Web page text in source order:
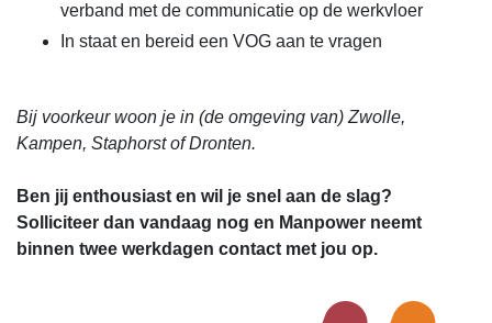
verband met de communicatie op de werkvloer
In staat en bereid een VOG aan te vragen
Bij voorkeur woon je in (de omgeving van) Zwolle,
Kampen, Staphorst of Dronten.
Ben jij enthousiast en wil je snel aan de slag?
Solliciteer dan vandaag nog en Manpower neemt
binnen twee werkdagen contact met jou op.